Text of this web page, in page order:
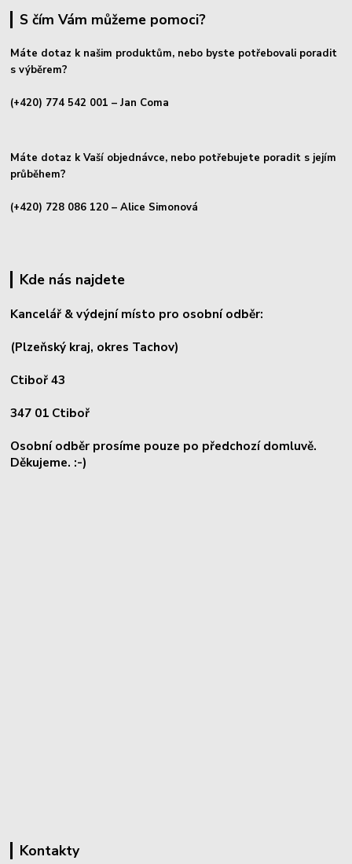
S čím Vám můžeme pomoci?
Máte dotaz k našim produktům, nebo byste potřebovali poradit
s výběrem?
(+420) 774 542 001 – Jan Coma
Máte dotaz k Vaší objednávce, nebo potřebujete poradit s jejím
průběhem?
(+420) 728 086 120 – Alice Simonová
Kde nás najdete
Kancelář & výdejní místo pro osobní odběr:
(Plzeňský kraj, okres Tachov)
Ctiboř 43
347 01 Ctiboř
Osobní odběr prosíme pouze po předchozí domluvě.
Děkujeme. :-)
Kontakty